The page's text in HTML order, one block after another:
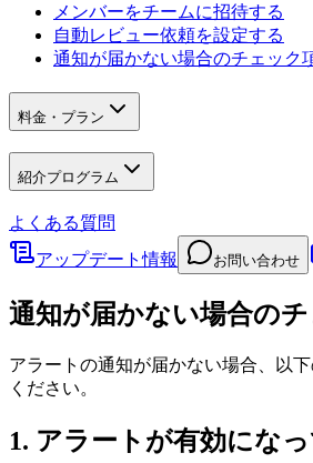
メンバーをチームに招待する
自動レビュー依頼を設定する
通知が届かない場合のチェック
料金・プラン
紹介プログラム
よくある質問
アップデート情報
お問い合わせ
通知が届かない場合のチ
アラートの通知が届かない場合、以
ください。
1. アラートが有効にな